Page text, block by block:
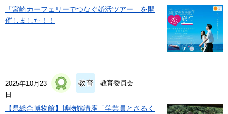
「宮崎カーフェリーでつなぐ婚活ツアー」を開
催しました！！
2025年10月23
日
教育委員会
【県総合博物館】博物館講座「学芸員とさるく